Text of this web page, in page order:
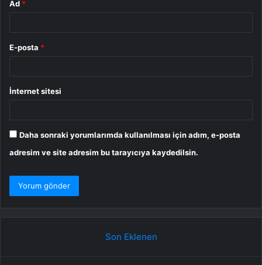
Ad *
E-posta *
İnternet sitesi
Daha sonraki yorumlarımda kullanılması için adım, e-posta
adresim ve site adresim bu tarayıcıya kaydedilsin.
Son Eklenen